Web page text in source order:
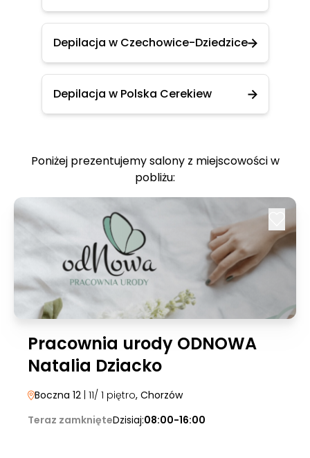
Depilacja w Czechowice-Dziedzice
Depilacja w Polska Cerekiew
Poniżej prezentujemy salony z miejscowości w
pobliżu:
Pracownia urody ODNOWA
Natalia Dziacko
Boczna 12 | 11/ 1 piętro, Chorzów
Teraz zamknięteDzisiaj:08:00-16:00